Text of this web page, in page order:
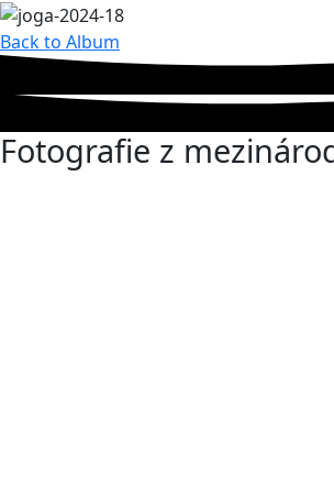
Back to Album
Fotografie z